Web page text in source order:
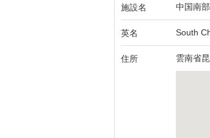
施設名 中国南
英名 South
住所 雲南省